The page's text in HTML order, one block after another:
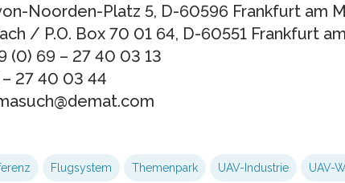
Noorden-Platz 5, D-60596 Frankfurt am
/ P.O. Box 70 01 64, D-60551 Frankfurt
(0) 69 – 27 40 03 13
– 27 40 03 44
Flugsystem Themenpark UAV-Industrie UAV-